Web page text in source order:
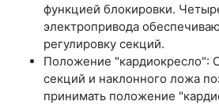
функцией блокировки.
электропривода
регулировку секций.
Положение "кардиокресло":
секций и наклонного ложа
принимать положение